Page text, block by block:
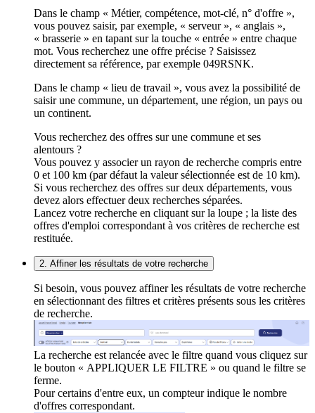
Dans le champ « Métier, compétence, mot-clé, n° d'offre »,
vous pouvez saisir, par exemple, « serveur », « anglais »,
« brasserie » en tapant sur la touche « entrée » entre chaque
mot. Vous recherchez une offre précise ? Saisissez
directement sa référence, par exemple 049RSNK.
Dans le champ « lieu de travail », vous avez la possibilité de
saisir une commune, un département, une région, un pays ou
un continent.
Vous recherchez des offres sur une commune et ses
alentours ?
Vous pouvez y associer un rayon de recherche compris entre
0 et 100 km (par défaut la valeur sélectionnée est de 10 km).
Si vous recherchez des offres sur deux départements, vous
devez alors effectuer deux recherches séparées.
Lancez votre recherche en cliquant sur la loupe ; la liste des
offres d'emploi correspondant à vos critères de recherche est
restituée.
2. Affiner les résultats de votre recherche
Si besoin, vous pouvez affiner les résultats de votre recherche
en sélectionnant des filtres et critères présents sous les critères
de recherche.
La recherche est relancée avec le filtre quand vous cliquez sur
le bouton « APPLIQUER LE FILTRE » ou quand le filtre se
ferme.
Pour certains d'entre eux, un compteur indique le nombre
d'offres correspondant.